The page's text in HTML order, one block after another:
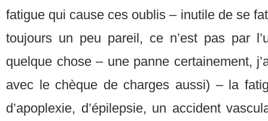
fatigue qui cause ces oublis – inutile de se
toujours un peu pareil, ce n’est pas par
quelque chose – une panne certainement,
avec le chèque de charges aussi) – la
d’apoplexie, d’épilepsie, un accident